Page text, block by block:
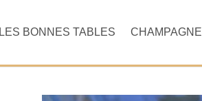
LES BONNES TABLES CHAMPAGNE